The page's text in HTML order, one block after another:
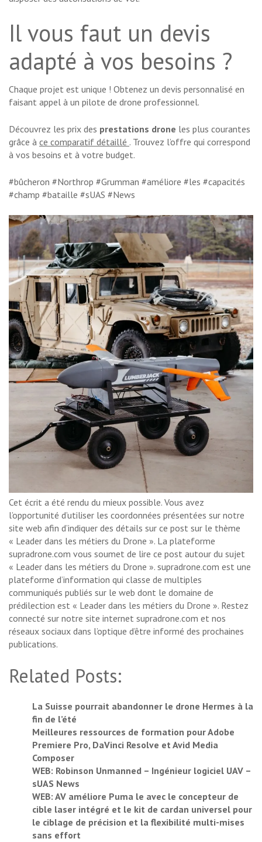
Il vous faut un devis
adapté à vos besoins ?
Chaque projet est unique ! Obtenez un devis personnalisé en
faisant appel à un pilote de drone professionnel.
Découvrez les prix des prestations drone les plus courantes
grâce à ce comparatif détaillé . Trouvez l’offre qui correspond
à vos besoins et à votre budget.
#bûcheron #Northrop #Grumman #améliore #les #capacités
#champ #bataille #sUAS #News
Cet écrit a été rendu du mieux possible. Vous avez
l’opportunité d’utiliser les coordonnées présentées sur notre
site web afin d’indiquer des détails sur ce post sur le thème
« Leader dans les métiers du Drone ». La plateforme
supradrone.com vous soumet de lire ce post autour du sujet
« Leader dans les métiers du Drone ». supradrone.com est une
plateforme d’information qui classe de multiples
communiqués publiés sur le web dont le domaine de
prédilection est « Leader dans les métiers du Drone ». Restez
connecté sur notre site internet supradrone.com et nos
réseaux sociaux dans l’optique d’être informé des prochaines
publications.
Related Posts:
La Suisse pourrait abandonner le drone Hermes à la
fin de l’été
Meilleures ressources de formation pour Adobe
Premiere Pro, DaVinci Resolve et Avid Media
Composer
WEB: Robinson Unmanned – Ingénieur logiciel UAV –
sUAS News
WEB: AV améliore Puma le avec le concepteur de
cible laser intégré et le kit de cardan universel pour
le ciblage de précision et la flexibilité multi-mises
sans effort